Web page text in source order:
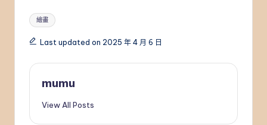
Tags:
繪畫
Last updated on 2025 年 4 月 6 日
mumu
View All Posts